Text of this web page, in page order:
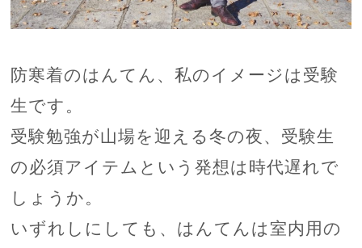
防寒着のはんてん、私のイメージは受験
生です。
受験勉強が山場を迎える冬の夜、受験生
の必須アイテムという発想は時代遅れで
しょうか。
いずれしにしても、はんてんは室内用の